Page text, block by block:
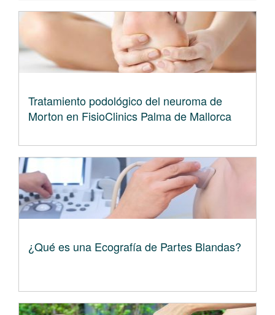
Tratamiento podológico del neuroma de
Morton en FisioClinics Palma de Mallorca
¿Qué es una Ecografía de Partes Blandas?